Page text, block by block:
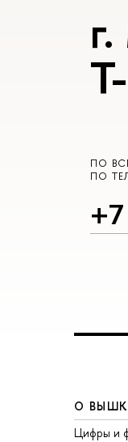
ПО
ПО
О
Цифры и